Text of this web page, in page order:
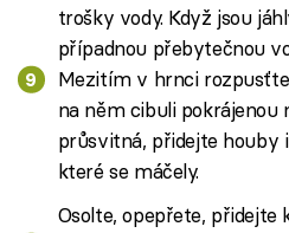
trošky vody. Když jsou
případnou přebytečnou
Mezitím v hrnci
na něm cibuli pokrájenou
průsvitná, přidejte houby
které se máčely.
Osolte, opepřete,